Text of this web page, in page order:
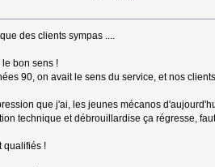
des clients sympas ....
bon sens !
90, on avait le sens du service, et nos
que j'ai, les jeunes mécanos
technique et débrouillardise ça régresse,
qualifiés !